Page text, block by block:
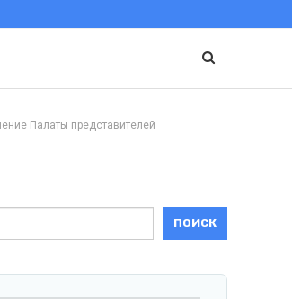
Палаты представителей
ПОИСК